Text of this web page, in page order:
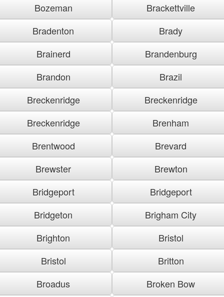
Bozeman
Brackettville
Bradenton
Brady
Brainerd
Brandenburg
Brandon
Brazil
Breckenridge
Breckenridge
Breckenridge
Brenham
Brentwood
Brevard
Brewster
Brewton
Bridgeport
Bridgeport
Bridgeton
Brigham City
Brighton
Bristol
Bristol
Britton
Broadus
Broken Bow